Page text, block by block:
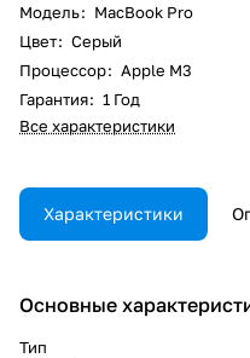
Модель: MacBook Pro
Цвет: Серый
Процессор: Apple M3
Гарантия: 1 Год
Все характеристики
Характеристики
Основные
Тип